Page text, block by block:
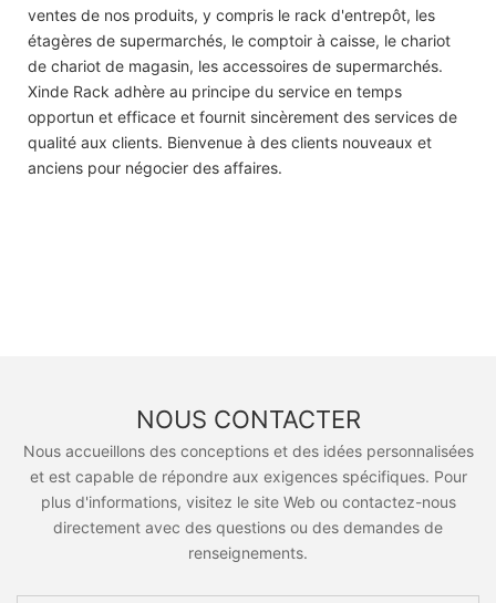
ventes de nos produits, y compris le rack d'entrepôt, les
étagères de supermarchés, le comptoir à caisse, le chariot
de chariot de magasin, les accessoires de supermarchés.
Xinde Rack adhère au principe du service en temps
opportun et efficace et fournit sincèrement des services de
qualité aux clients. Bienvenue à des clients nouveaux et
anciens pour négocier des affaires.
NOUS CONTACTER
Nous accueillons des conceptions et des idées personnalisées
et est capable de répondre aux exigences spécifiques. Pour
plus d'informations, visitez le site Web ou contactez-nous
directement avec des questions ou des demandes de
renseignements.